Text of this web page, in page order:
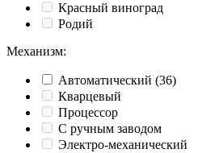
Красный виноград
Родий
Механизм:
Автоматический (36)
Кварцевый
Процессор
С ручным заводом
Электро-механический